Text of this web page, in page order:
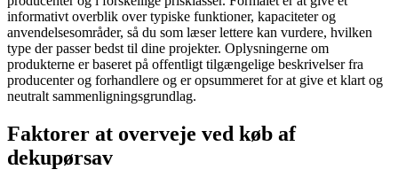
informativt overblik over typiske funktioner, kapaciteter og
anvendelsesområder, så du som læser lettere kan vurdere, hvilken
type der passer bedst til dine projekter. Oplysningerne om
produkterne er baseret på offentligt tilgængelige beskrivelser fra
producenter og forhandlere og er opsummeret for at give et klart og
neutralt sammenligningsgrundlag.
Faktorer at overveje ved køb af
dekupørsav